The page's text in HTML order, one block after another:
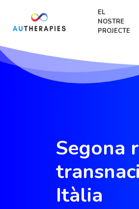
EL
NOSTRE
PROJECTE
Segona
Itàlia